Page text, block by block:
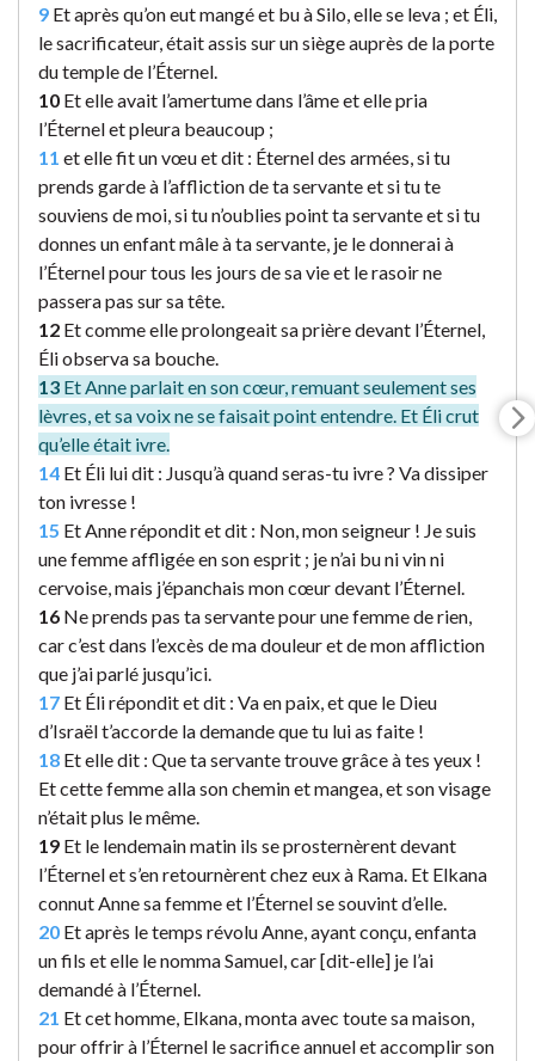
9 Et après qu’on eut mangé et bu à Silo, elle se leva ; et Éli,
le sacrificateur, était assis sur un siège auprès de la porte
du temple de l’Éternel.
10 Et elle avait l’amertume dans l’âme et elle pria
l’Éternel et pleura beaucoup ;
11 et elle fit un vœu et dit : Éternel des armées, si tu
prends garde à l’affliction de ta servante et si tu te
souviens de moi, si tu n’oublies point ta servante et si tu
donnes un enfant mâle à ta servante, je le donnerai à
l’Éternel pour tous les jours de sa vie et le rasoir ne
passera pas sur sa tête.
12 Et comme elle prolongeait sa prière devant l’Éternel,
Éli observa sa bouche.
13 Et Anne parlait en son cœur, remuant seulement ses
lèvres, et sa voix ne se faisait point entendre. Et Éli crut
qu’elle était ivre.
14 Et Éli lui dit : Jusqu’à quand seras-tu ivre ? Va dissiper
ton ivresse !
15 Et Anne répondit et dit : Non, mon seigneur ! Je suis
une femme affligée en son esprit ; je n’ai bu ni vin ni
cervoise, mais j’épanchais mon cœur devant l’Éternel.
16 Ne prends pas ta servante pour une femme de rien,
car c’est dans l’excès de ma douleur et de mon affliction
que j’ai parlé jusqu’ici.
17 Et Éli répondit et dit : Va en paix, et que le Dieu
d’Israël t’accorde la demande que tu lui as faite !
18 Et elle dit : Que ta servante trouve grâce à tes yeux !
Et cette femme alla son chemin et mangea, et son visage
n’était plus le même.
19 Et le lendemain matin ils se prosternèrent devant
l’Éternel et s’en retournèrent chez eux à Rama. Et Elkana
connut Anne sa femme et l’Éternel se souvint d’elle.
20 Et après le temps révolu Anne, ayant conçu, enfanta
un fils et elle le nomma Samuel, car [dit-elle] je l’ai
demandé à l’Éternel.
21 Et cet homme, Elkana, monta avec toute sa maison,
pour offrir à l’Éternel le sacrifice annuel et accomplir son